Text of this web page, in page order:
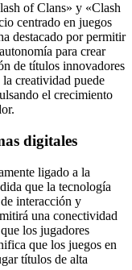
of Clans» y «Clash
centrado en juegos
destacado por permitir
para crear
de títulos innovadores
creatividad puede
el crecimiento
digitales
ligado a la
que la tecnología
interacción y
una conectividad
los jugadores
que los juegos en
títulos de alta